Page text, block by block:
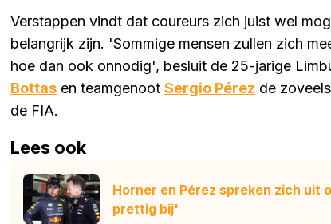
Verstappen vindt dat coureurs zich juist wel
belangrijk zijn. 'Sommige mensen zullen zich
hoe dan ook onnodig', besluit de 25-jarige
Bottas en teamgenoot Sergio Pérez de
de FIA.
Lees ook
Horner en Pérez spreken zich uit
prettig bij'